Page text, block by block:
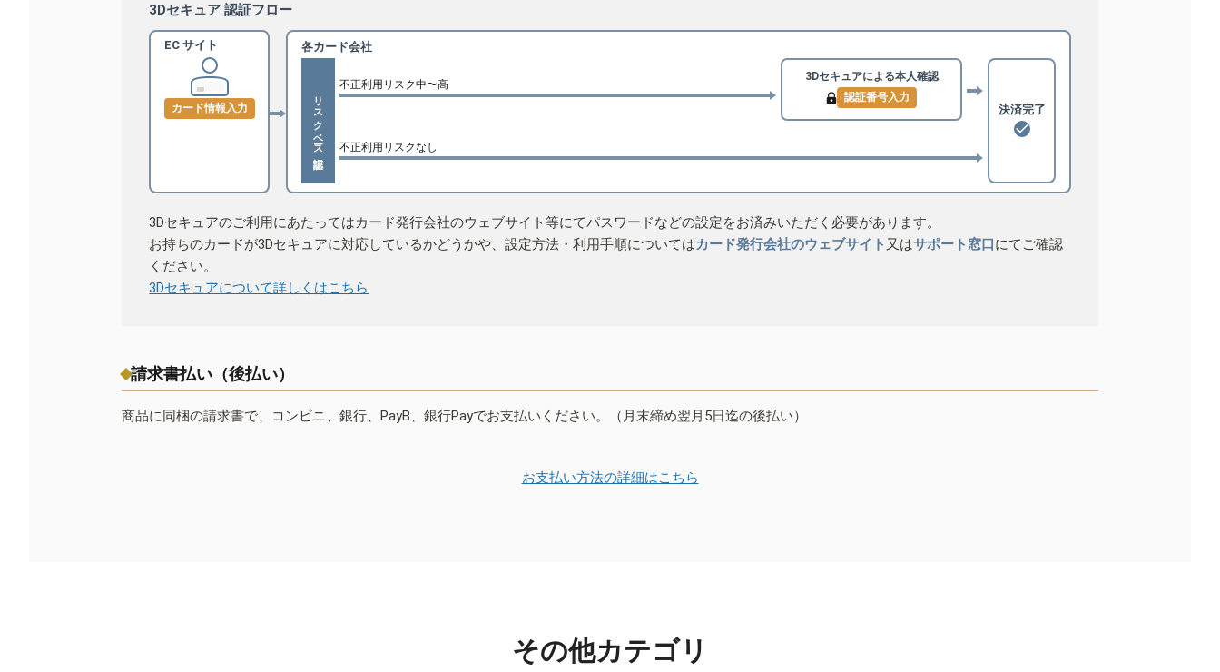
3Dセキュア 認証フロー
EC サイト
カード情報入力
各カード会社
リスクベース認証
不正利用リスク中〜高
3Dセキュアによる本人確認
認証番号入力
不正利用リスクなし
決済完了
3Dセキュアのご利用にあたってはカード発行会社のウェブサイト等にてパスワードなどの設定をお済みいただく必要があります。
お持ちのカードが3Dセキュアに対応しているかどうかや、設定方法・利用手順についてはカード発行会社のウェブサイト 又はサポート窓口にてご確認
ください。
3Dセキュアについて詳しくはこちら
請求書払い（後払い）
商品に同梱の請求書で、コンビニ、銀行、PayB、銀行Payでお支払いください。（月末締め翌月5日迄の後払い）
お支払い方法の詳細はこちら
その他カテゴリ